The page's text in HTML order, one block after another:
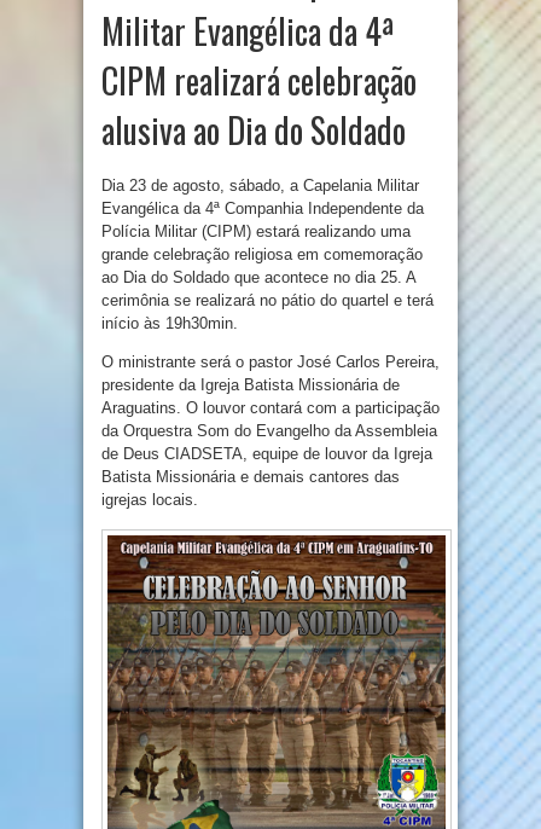
Militar Evangélica da 4ª
CIPM realizará celebração
alusiva ao Dia do Soldado
Dia 23 de agosto, sábado, a Capelania Militar
Evangélica da 4ª Companhia Independente da
Polícia Militar (CIPM) estará realizando uma
grande celebração religiosa em comemoração
ao Dia do Soldado que acontece no dia 25. A
cerimônia se realizará no pátio do quartel e terá
início às 19h30min.
O ministrante será o pastor José Carlos Pereira,
presidente da Igreja Batista Missionária de
Araguatins. O louvor contará com a participação
da Orquestra Som do Evangelho da Assembleia
de Deus CIADSETA, equipe de louvor da Igreja
Batista Missionária e demais cantores das
igrejas locais.